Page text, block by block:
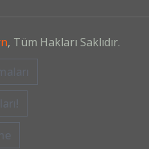
, Tüm Hakları Saklıdır.